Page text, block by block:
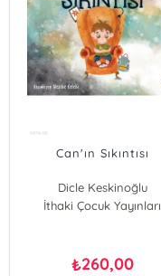
Can'ın Sıkıntısı
Dicle Keskinoğlu
İthaki Çocuk Yayınları
₺260,00